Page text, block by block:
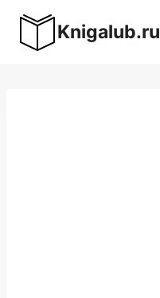
содержимому
Knigalub.ru